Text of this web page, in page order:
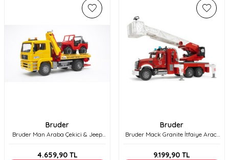
Bruder
Bruder Man Araba Çekici & Jeep
4.659,90TL
Bruder
Bruder Mack Granite İtfaiye Aracı
9.199,90 TL